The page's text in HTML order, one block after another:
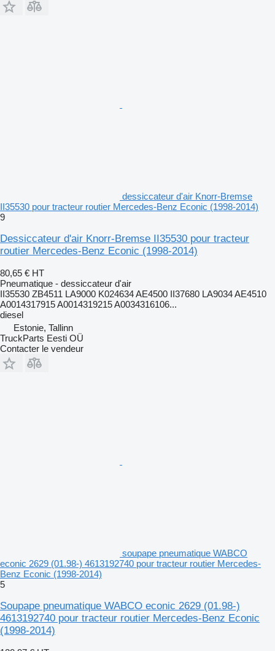
dessiccateur d'air Knorr-Bremse
II35530 pour tracteur routier Mercedes-Benz Econic (1998-2014)
9
Dessiccateur d'air Knorr-Bremse II35530 pour tracteur
routier Mercedes-Benz Econic (1998-2014)
80,65 € HT
Pneumatique - dessiccateur d'air
II35530 ZB4511 LA9000 K024634 AE4500 II37680 LA9034 AE4510
A0014317915 A0014319215 A0034316106...
diesel
Estonie, Tallinn
TruckParts Eesti OÜ
Contacter le vendeur
soupape pneumatique WABCO
econic 2629 (01.98-) 4613192740 pour tracteur routier Mercedes-
Benz Econic (1998-2014)
5
Soupape pneumatique WABCO econic 2629 (01.98-)
4613192740 pour tracteur routier Mercedes-Benz Econic
(1998-2014)